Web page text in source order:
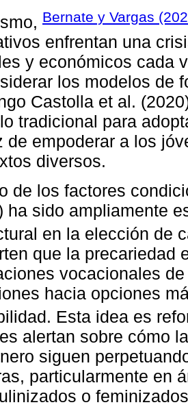
Bernate y Vargas
enfrentan una
y económicos cada
los modelos de
Castolla et al.
tradicional para
de empoderar a los
diversos.
de los factores
ha sido ampliamente
en la elección de
que la precariedad
vocacionales
hacia opciones
Esta idea es
alertan sobre cómo
siguen
particularmente en
o